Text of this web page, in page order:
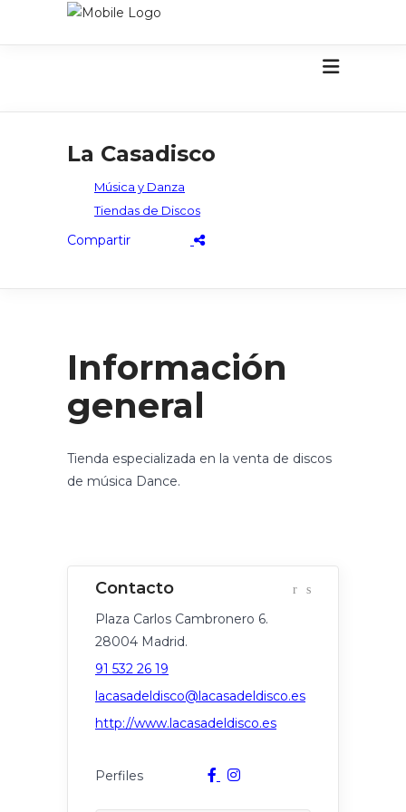
La Casadisco
Música y Danza
Tiendas de Discos
Información
general
Tienda especializada en la venta de discos
de música Dance.
Plaza Carlos Cambronero 6.
28004 Madrid.
91 532 26 19
lacasadeldisco@lacasadeldisco.es
http://www.lacasadeldisco.es